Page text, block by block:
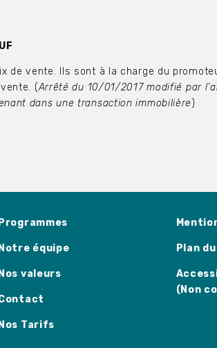
de vente. Ils sont à la charge du
(Arrêté du 10/01/2017 modifié par
dans une transaction immobilière)
Programmes
Notre équipe
Nos valeurs
Nos Tarifs
Plan
(Non